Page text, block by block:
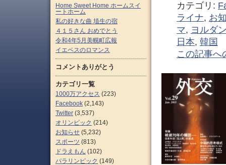
カテゴリ:
ライナ, お
マ, ヨルダ
日本, 韓国
この記事へ
Home Sweet Home ホームスイ
ートホーム
私の好きな曲 埴生の宿
４１５さん おめでとう
令和4年5月美幌町広報
イエペスのロマンス
コメントありがとう
カテゴリ一覧
1000万アクセス (223)
Facebook (2,143)
Twitter (3,537)
オリンピック (214)
お知らせ (5,232)
スポーツ (813)
ドラえもん (102)
パラリンピック (149)